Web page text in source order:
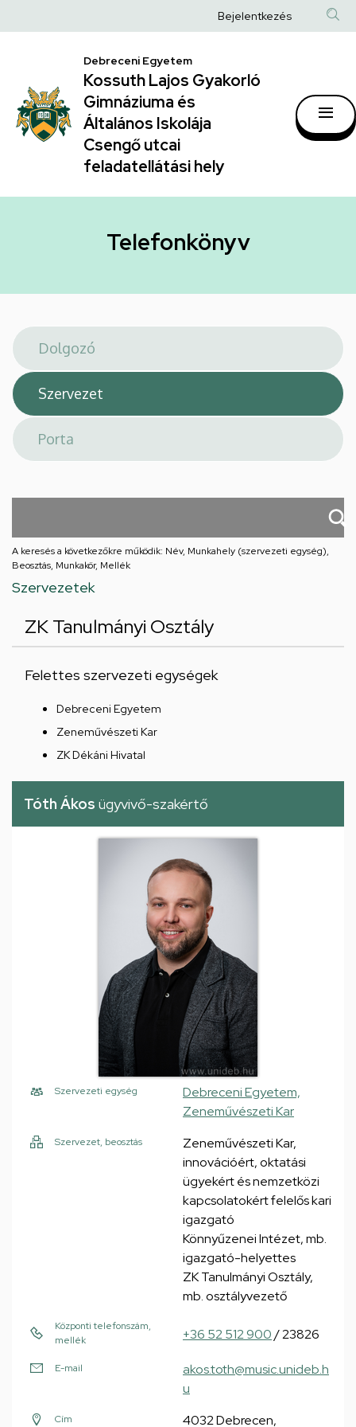
|
Kossuth
Lajos
Gyakorló
Gimnáziuma
Általános
hely
a
Anonim
fiók
Bejelentkezés
Debreceni Egyetem
Kossuth Lajos Gyakorló
Gimnáziuma és
Általános Iskolája
Csengő utcai
feladatellátási hely
Telefonkönyv
A keresés a következőkre működik: Név, Munkahely (szervezeti egység),
Beosztás, Munkakör, Mellék
Szervezetek
ZK Tanulmányi Osztály
Felettes szervezeti egységek
Debreceni Egyetem
Zeneművészeti Kar
ZK Dékáni Hivatal
Tóth Ákos ügyvivő-szakértő
Szervezeti egység
Debreceni Egyetem,
Zeneművészeti Kar
Szervezet, beosztás
Zeneművészeti Kar,
innovációért, oktatási
ügyekért és nemzetközi
kapcsolatokért felelős kari
igazgató
Könnyűzenei Intézet, mb.
igazgató-helyettes
ZK Tanulmányi Osztály,
mb. osztályvezető
Központi telefonszám,
mellék
+36 52 512 900/ 23826
E-mail
akos.toth@music.unideb.h
u
Cím 4032 Debrecen,